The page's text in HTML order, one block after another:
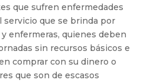
que sufren enfermedades
servicio que se brinda por
enfermeras, quienes deben
sin recursos básicos e
comprar con su dinero o
que son de escasos